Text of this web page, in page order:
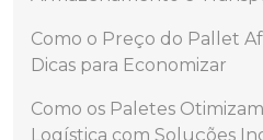
Como o Preço do Pallet
Dicas para Economizar
Como os Paletes
Logística com Soluções